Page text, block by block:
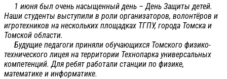
1 июня был очень насыщенный день – День Защиты детей.
Наши студенты выступили в роли организаторов, волонтёров и
игротехников на нескольких площадках ТГПУ, города Томска и
Томской области.
Будущие педагоги приняли обучающихся Томского физико-
технического лицея на территории Технопарка универсальных
компетенций. Для ребят работали станции по физике,
математике и информатике.